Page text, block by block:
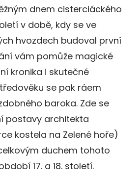
dnem cisterciáckého
v době, kdy se ve
hvozdech budoval první
vám pomůže magické
kronika i skutečné
se pak ráem
baroka. Zde se
postavy architekta
kostela na Zelené hoře)
duchem tohoto
17. a 18. století.